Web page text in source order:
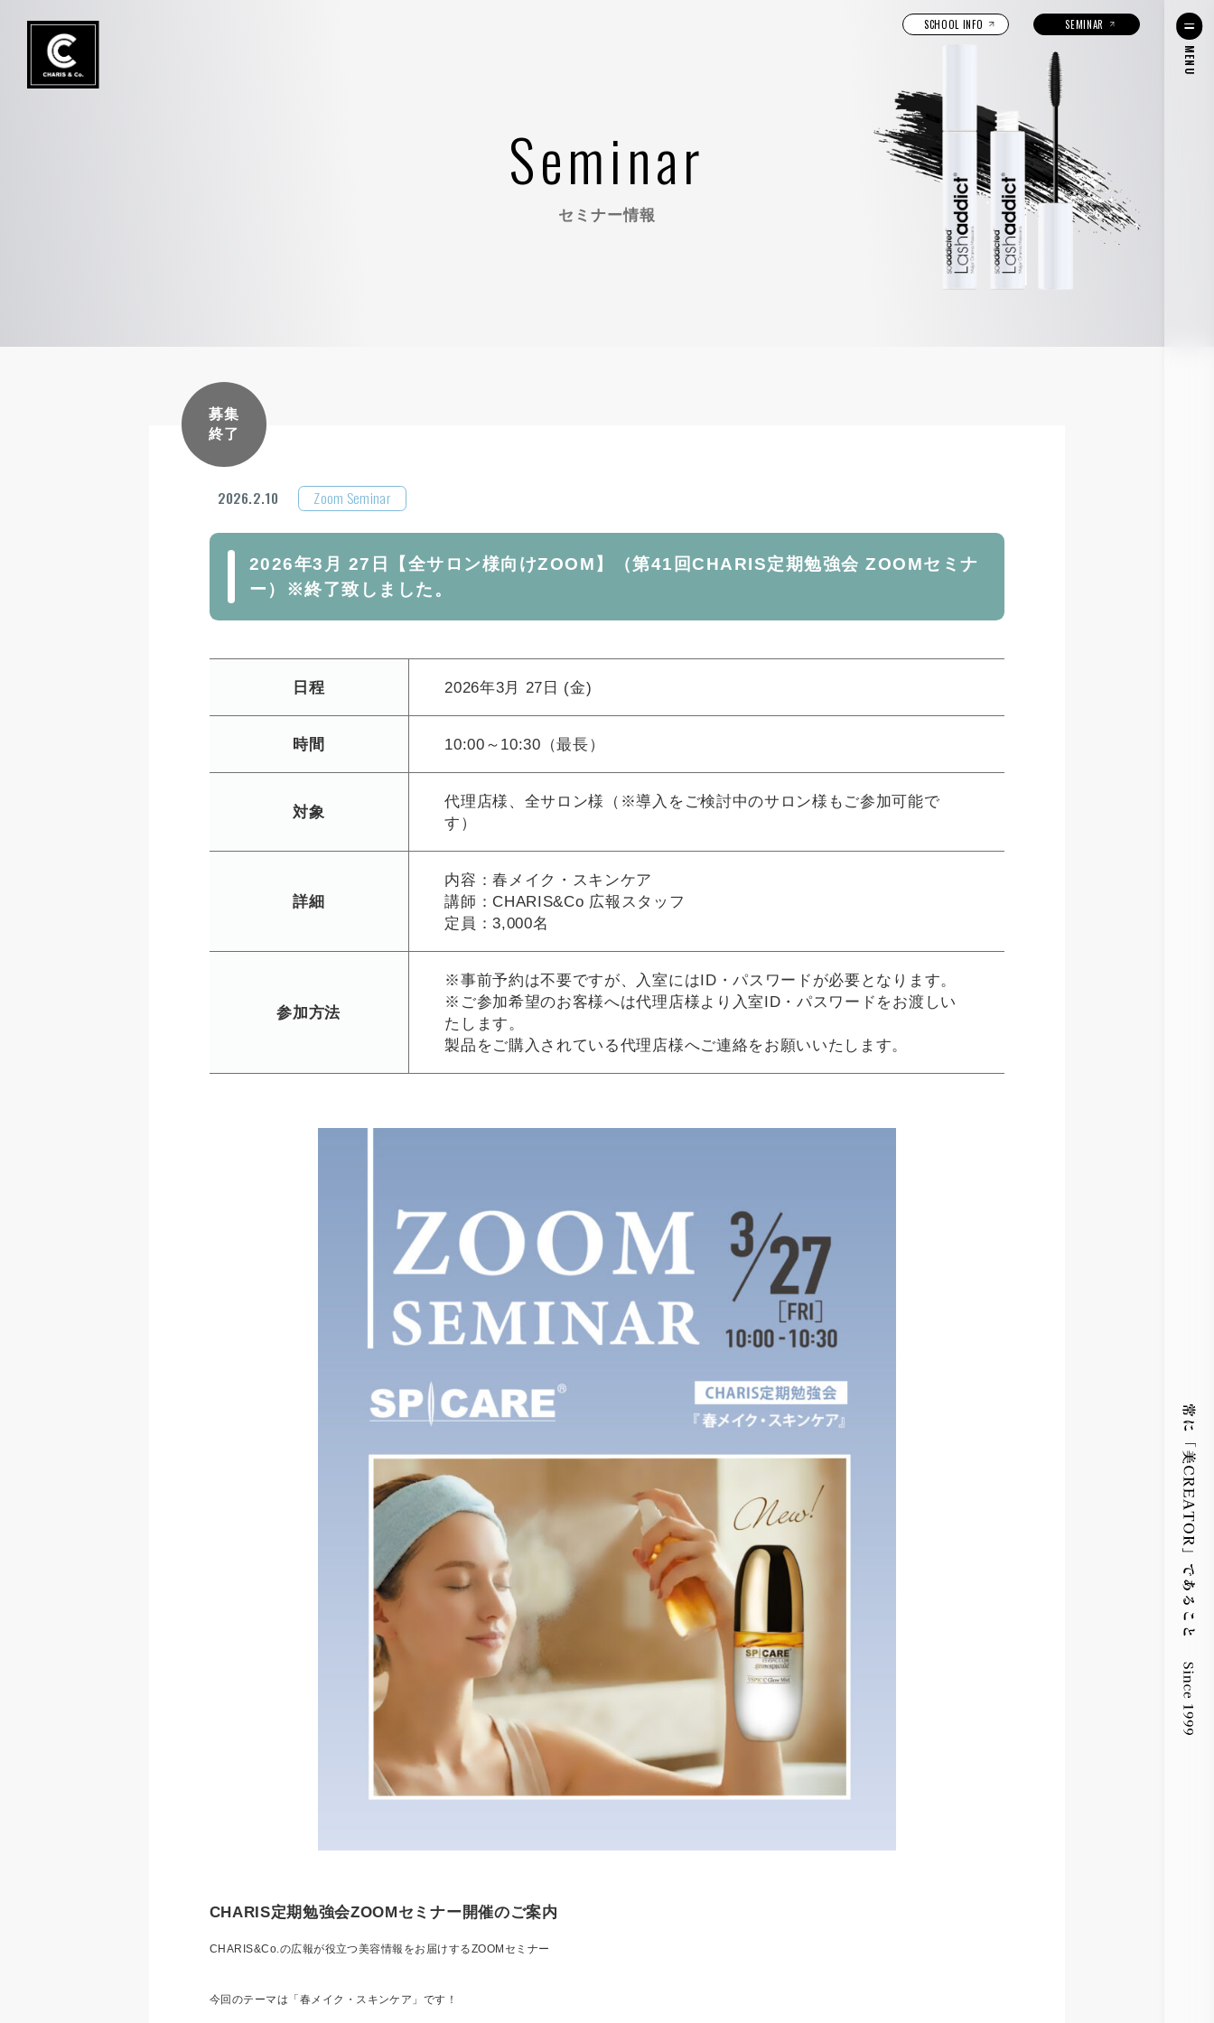
SCHOOL INFO SEMINAR
MENU
Seminar
セミナー情報
募集
終了
2026.2.10 Zoom Seminar
2026年3月 27日【全サロン様向けZOOM】（第41回CHARIS定期勉強会 ZOOMセミナ
ー）※終了致しました。
日程 2026年3月 27日 (金)
時間 10:00～10:30（最長）
対象
代理店様、全サロン様（※導入をご検討中のサロン様もご参加可能で
す）
詳細
内容：春メイク・スキンケア
講師：CHARIS&Co 広報スタッフ
定員：3,000名
参加方法
※事前予約は不要ですが、入室にはID・パスワードが必要となります。
※ご参加希望のお客様へは代理店様より入室ID・パスワードをお渡しい
たします。
製品をご購入されている代理店様へご連絡をお願いいたします。
CHARIS定期勉強会ZOOMセミナー開催のご案内
CHARIS&Co.の広報が役立つ美容情報をお届けするZOOMセミナー
今回のテーマは「春メイク・スキンケア」です！